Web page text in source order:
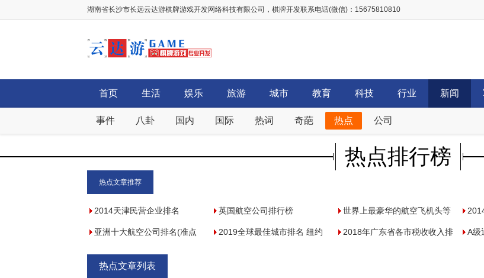
湖南省长沙市长远云达游棋牌游戏开发网络科技有限公司，棋牌开发联系电话(微信)：15675810810
首页 生活 娱乐 旅游 城市 教育 科技 行业 新闻
事件 八卦 国内 国际 热词 奇葩 热点 公司
热点排行榜
热点文章推荐
2014天津民营企业排名 英国航空公司排行榜 世界上最豪华的航空飞机头等
舱 榜
亚洲十大航空公司排名(准点
率)
2019全球最佳城市排名 纽约 2018年广东省各市税收收入排 A级
热点文章列表